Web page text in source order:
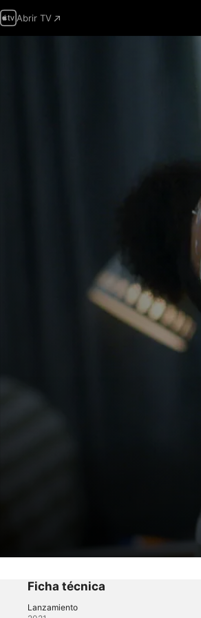
Abrir TV
Episodio 1
Comedia
Ficha técnica
Lanzamiento